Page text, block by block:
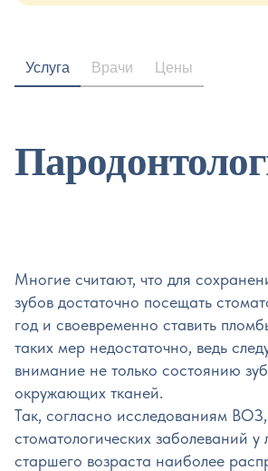
Услуга Врачи Цены
Многие считают, что для
зубов достаточно посещать
год и своевременно ставить
таких мер недостаточно, ведь
внимание не только состоянию
окружающих тканей.
Так, согласно исследованиям
стоматологических заболеваний у
старшего возраста наиболее